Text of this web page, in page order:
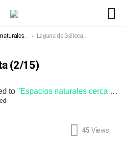
de Zaragoza Laguna de Gallocanta
(2/15)
to"Espacios naturales cerca de Zaragoza"
45 Views